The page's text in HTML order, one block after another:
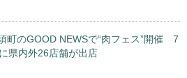
町のGOOD NEWSで“肉フェス”開催 7
県内外26店舗が出店